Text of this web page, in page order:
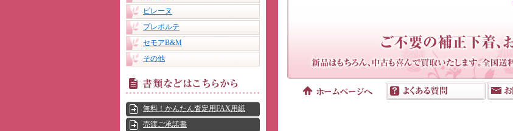
ピレーヌ
プレポルテ
セモアB&M
その他
無料！かんたん査定用FAX用紙
売渡ご承諾書